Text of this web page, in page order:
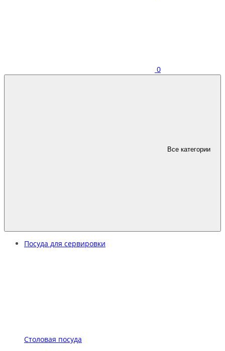
0
Все категории
Посуда для сервировки
Столовая посуда